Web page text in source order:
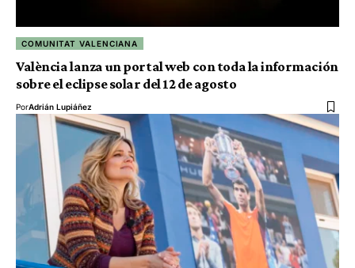
COMUNITAT VALENCIANA
València lanza un portal web con toda la información
sobre el eclipse solar del 12 de agosto
PorAdrián Lupiáñez